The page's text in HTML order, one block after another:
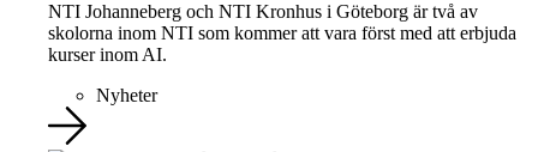
NTI Johanneberg och NTI Kronhus i Göteborg är två av
skolorna inom NTI som kommer att vara först med att erbjuda
kurser inom AI.
Nyheter